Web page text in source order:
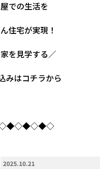
での生活を
住宅が実現！
を見学する／
みはコチラから
2025.10.21